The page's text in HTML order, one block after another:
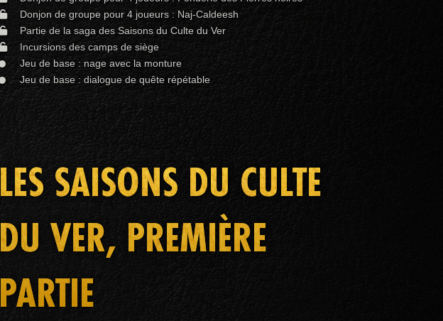
Donjon de groupe pour 4 joueurs : Naj-Caldeesh
Partie de la saga des Saisons du Culte du Ver
Incursions des camps de siège
Jeu de base : nage avec la monture
Jeu de base : dialogue de quête répétable
LES SAISONS DU CULTE
DU VER, PREMIÈRE
PARTIE